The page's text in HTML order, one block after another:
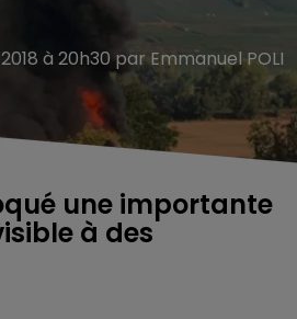
à 20h30 par Emmanuel POLI
une importante
à des